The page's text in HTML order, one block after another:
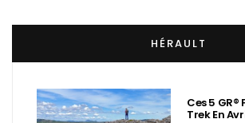
HÉRAULT
Ces 5 GR®
Trek En